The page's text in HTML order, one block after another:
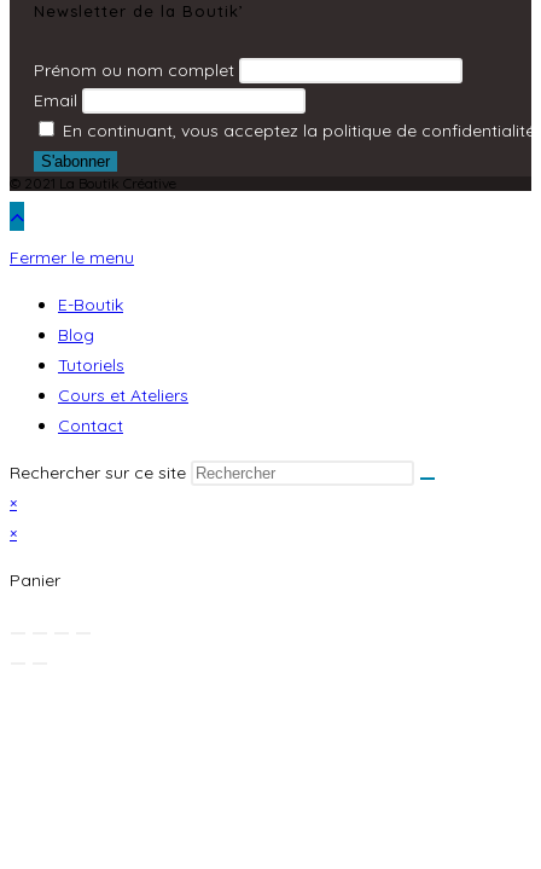
Newsletter de la Boutik’
Prénom ou nom complet
Email
En continuant, vous acceptez la politique de confidentialité
© 2021 La Boutik Créative
Fermer le menu
E-Boutik
Blog
Tutoriels
Cours et Ateliers
Contact
Rechercher sur ce site
×
×
Panier